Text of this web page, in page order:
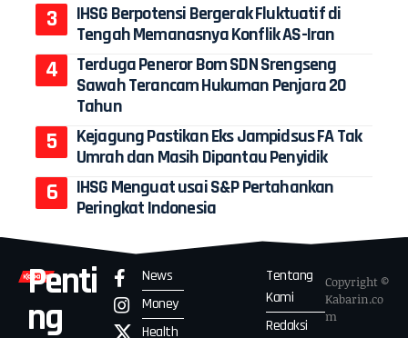
IHSG Berpotensi Bergerak Fluktuatif di
Tengah Memanasnya Konflik AS-Iran
Terduga Peneror Bom SDN Srengseng
Sawah Terancam Hukuman Penjara 20
Tahun
Kejagung Pastikan Eks Jampidsus FA Tak
Umrah dan Masih Dipantau Penyidik
IHSG Menguat usai S&P Pertahankan
Peringkat Indonesia
Penti
ng
News
Money
Health
Tentang
Kami
Redaksi
Copyright ©
Kabarin.co
m